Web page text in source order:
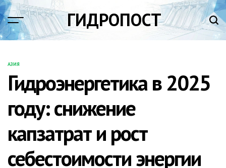
Перейти
к
содержимому
ГИДРОПОСТ
ОПУБЛИКОВАНО
В
АЗИЯ
Гидроэнергетика в 2025
году: снижение
капзатрат и рост
себестоимости энергии